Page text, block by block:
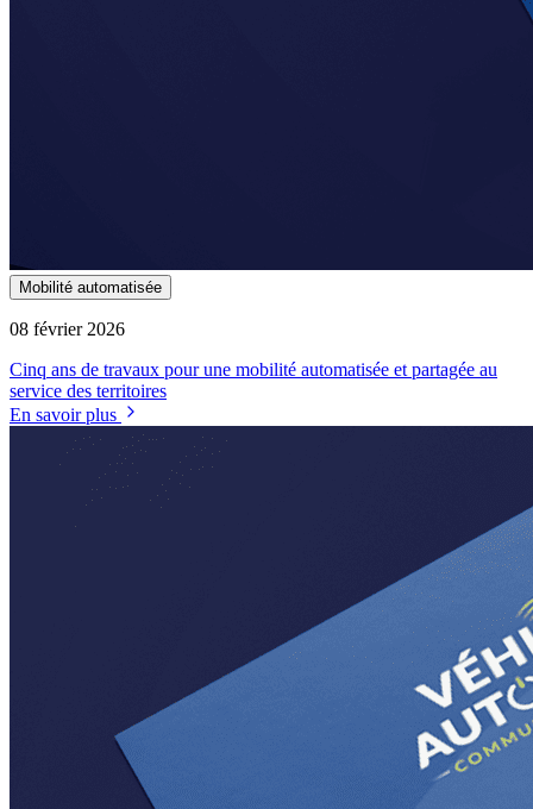
Mobilité automatisée
08 février 2026
Cinq ans de travaux pour une mobilité automatisée et partagée au
service des territoires
En savoir plus